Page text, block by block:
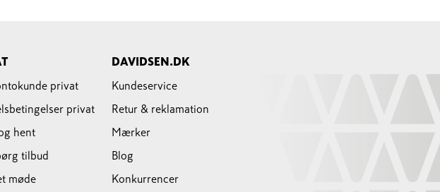
privat
privat
hent
tilbud
møde
DAVIDSEN.DK
Kundeservice
Retur & reklamation
Mærker
Blog
Konkurrencer